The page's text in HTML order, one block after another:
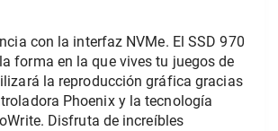
con la interfaz NVMe. El SSD 970
forma en la que vives tu juegos de
la reproducción gráfica gracias
Phoenix y la tecnología
Disfruta de increíbles